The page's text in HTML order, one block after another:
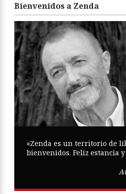
Bienvenidos a Zenda
«Zenda es un territorio de
bienvenidos. Feliz estancia